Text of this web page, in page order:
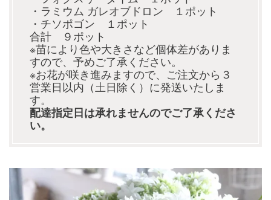
・ラミウム ガレオブドロン １ポット
・チソポゴン １ポット
合計 ９ポット
※苗により色や大きさなど個体差がありま
すので、予めご了承ください。
※お花が咲き進みますので、ご注文から３
営業日以内（土日除く）に発送いたしま
す。
配達指定日は承れませんのでご了承くださ
い。